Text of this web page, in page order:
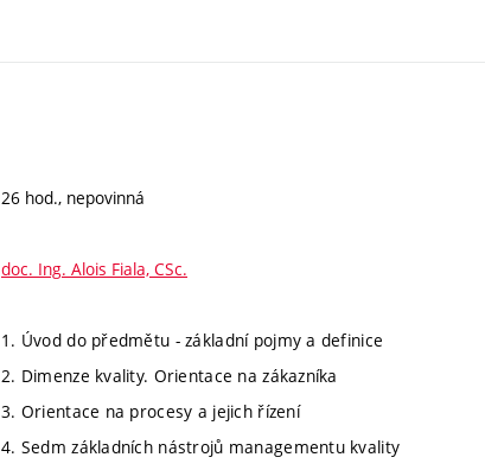
26 hod., nepovinná
doc. Ing. Alois Fiala, CSc.
1. Úvod do předmětu - základní pojmy a definice
2. Dimenze kvality. Orientace na zákazníka
3. Orientace na procesy a jejich řízení
4. Sedm základních nástrojů managementu kvality